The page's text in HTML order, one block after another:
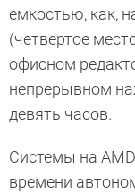
емкостью, как,
(четвертое
офисном
непрерывном
девять часов.
Системы на
времени